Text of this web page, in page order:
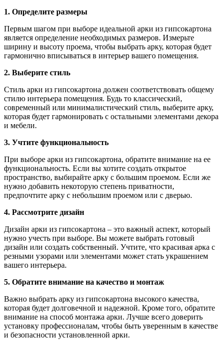
1. Определите размеры
Первым шагом при выборе идеальной арки из гипсокартона
является определение необходимых размеров. Измерьте
ширину и высоту проема, чтобы выбрать арку, которая будет
гармонично вписываться в интерьер вашего помещения.
2. Выберите стиль
Стиль арки из гипсокартона должен соответствовать общему
стилю интерьера помещения. Будь то классический,
современный или минималистический стиль, выберите арку,
которая будет гармонировать с остальными элементами декора
и мебели.
3. Учтите функциональность
При выборе арки из гипсокартона, обратите внимание на ее
функциональность. Если вы хотите создать открытое
пространство, выбирайте арку с большим проемом. Если же
нужно добавить некоторую степень приватности,
предпочтите арку с небольшим проемом или с дверью.
4. Рассмотрите дизайн
Дизайн арки из гипсокартона – это важный аспект, который
нужно учесть при выборе. Вы можете выбрать готовый
дизайн или создать собственный. Учтите, что красивая арка с
резными узорами или элементами может стать украшением
вашего интерьера.
5. Обратите внимание на качество и монтаж
Важно выбрать арку из гипсокартона высокого качества,
которая будет долговечной и надежной. Кроме того, обратите
внимание на способ монтажа арки. Лучше всего доверить
установку профессионалам, чтобы быть уверенным в качестве
и безопасности установленной арки.